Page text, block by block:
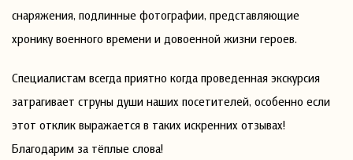
снаряжения, подлинные фотографии, представляющие
хронику военного времени и довоенной жизни героев.
Специалистам всегда приятно когда проведенная экскурсия
затрагивает струны души наших посетителей, особенно если
этот отклик выражается в таких искренних отзывах!
Благодарим за тёплые слова!